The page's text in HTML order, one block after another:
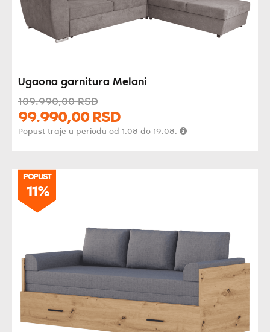
Ugaona garnitura Melani
109.990,00 RSD
99.990,00 RSD
Popust traje u periodu od 1.08 do 19.08.
POPUST
11%